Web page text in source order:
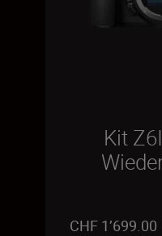
Kit
CHF 1’699.00